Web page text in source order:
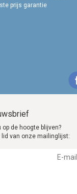
prijs garantie
op de hoogte blijven?
lid van onze mailinglijst: